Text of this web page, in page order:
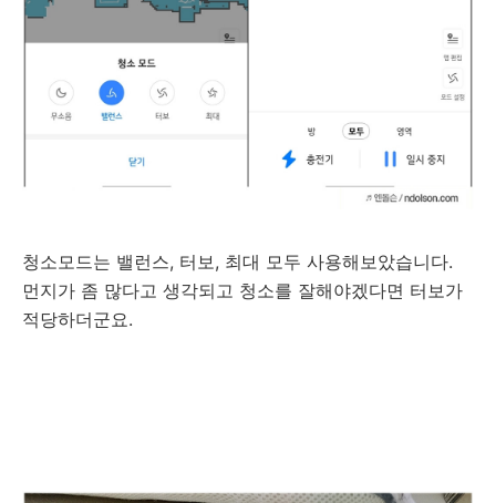
청소모드는 밸런스, 터보, 최대 모두 사용해보았습니다.
먼지가 좀 많다고 생각되고 청소를 잘해야겠다면 터보가
적당하더군요.